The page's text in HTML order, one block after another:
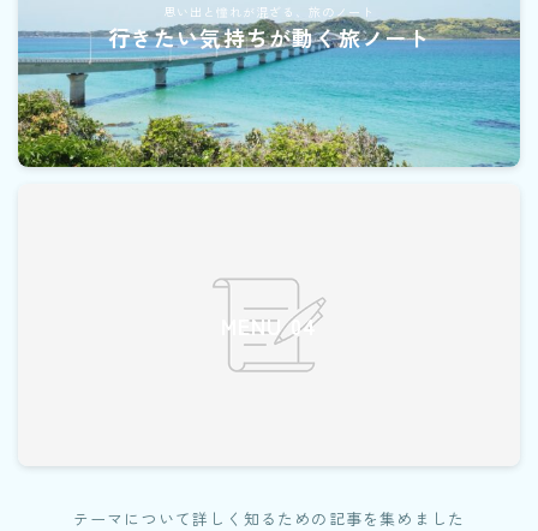
思い出と憧れが混ざる、旅のノート
行きたい気持ちが動く旅ノート
MENU 04
テーマについて詳しく知るための記事を集めました